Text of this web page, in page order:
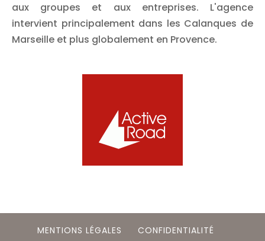
aux groupes et aux entreprises. L'agence
intervient principalement dans les Calanques de
Marseille et plus globalement en Provence.
MENTIONS LÉGALES CONFIDENTIALITÉ